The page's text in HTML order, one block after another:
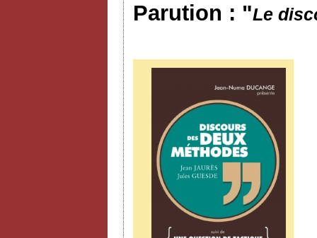
Parution : "Le